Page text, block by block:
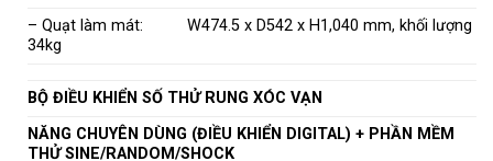
– Quạt làm mát: W474.5 x D542 x H1,040 mm, khối lượng
34kg
BỘ ĐIỀU KHIỂN SỐ THỬ RUNG XÓC VẠN
NĂNG CHUYÊN DÙNG (ĐIỀU KHIỂN DIGITAL) + PHẦN MỀM
THỬ SINE/RANDOM/SHOCK